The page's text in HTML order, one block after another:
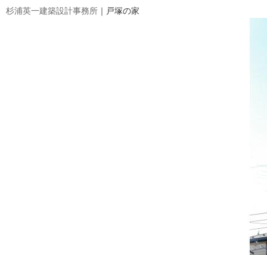
杉浦英一建築設計事務所 ｜戸塚の家